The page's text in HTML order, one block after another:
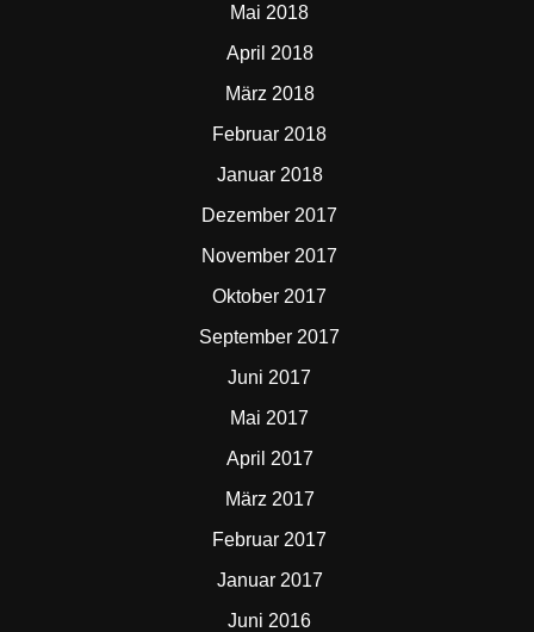
Mai 2018
April 2018
März 2018
Februar 2018
Januar 2018
Dezember 2017
November 2017
Oktober 2017
September 2017
Juni 2017
Mai 2017
April 2017
März 2017
Februar 2017
Januar 2017
Juni 2016